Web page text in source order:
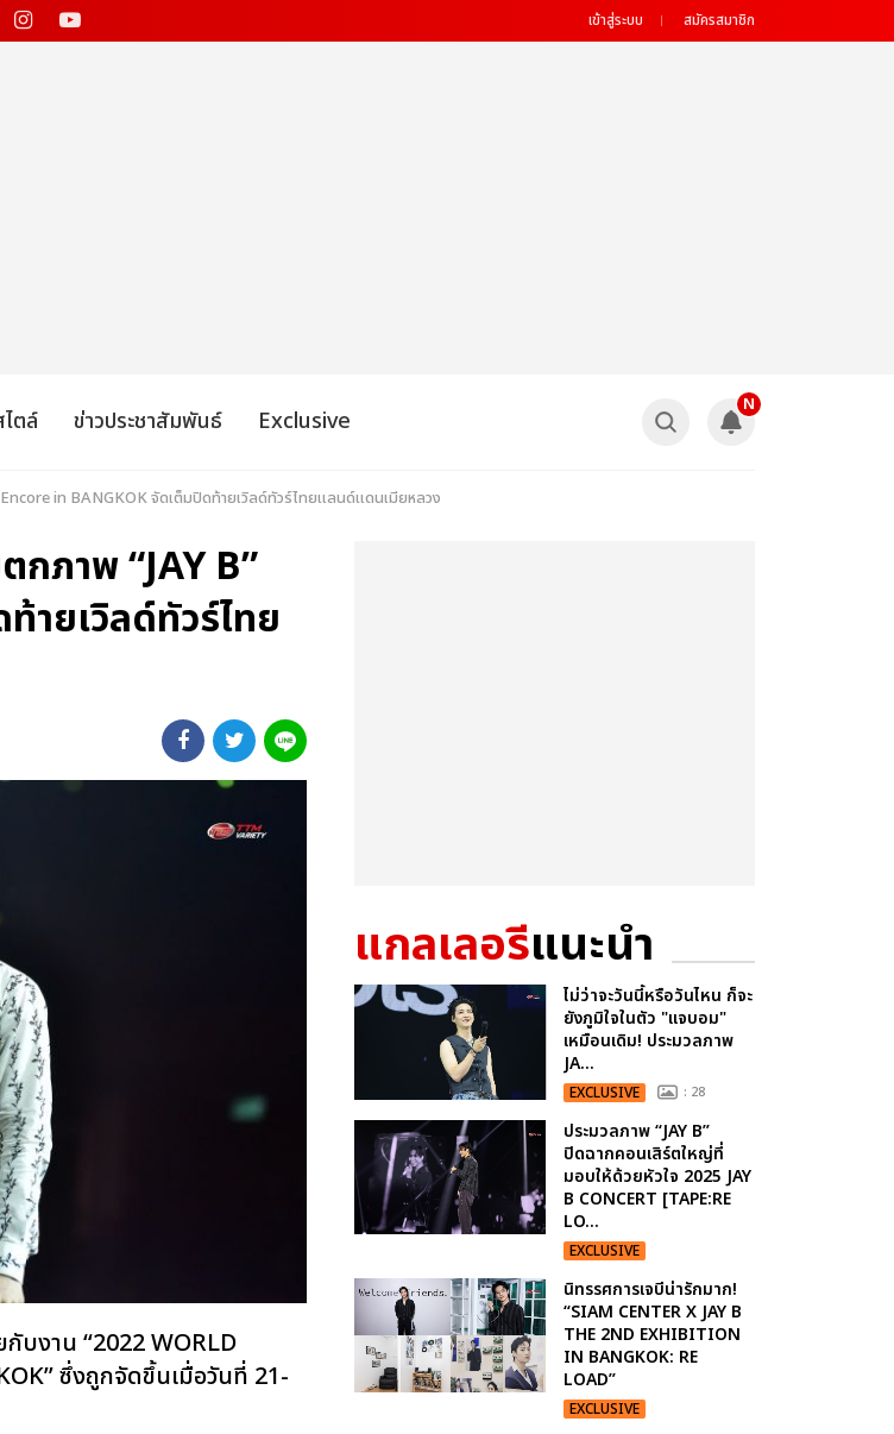
เข้าสู่ระบบ สมัครสมาชิก
ตล์ ข่าวประชาสัมพันธ์ Exclusive
N
in BANGKOK จัดเต็มปิดท้ายเวิลด์ทัวร์ไทยแลนด์แดนเมียหลวง
กภาพ “JAY B”
ายเวิลด์ทัวร์ไทย
บงาน “2022 WORLD
ซึ่งถูกจัดขึ้นเมื่อวันที่ 21-
แกลเลอรีแนะนำ
ไม่ว่าจะวันนี้หรือวันไหน ก็จะ
ยังภูมิใจในตัว "แจบอม"
เหมือนเดิม! ประมวลภาพ
JA...
EXCLUSIVE : 28
ประมวลภาพ “JAY B”
ปิดฉากคอนเสิร์ตใหญ่ที่
มอบให้ด้วยหัวใจ 2025 JAY
B CONCERT [TAPE:RE
LO...
EXCLUSIVE
นิทรรศการเจบีน่ารักมาก!
“SIAM CENTER X JAY B
THE 2ND EXHIBITION
IN BANGKOK: RE
LOAD”
EXCLUSIVE